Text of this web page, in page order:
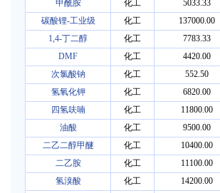
甲酰胺
化工 5033.33
碳酸锂-工业级
化工 137000.00
1,4-丁二醇
化工 7783.33
DMF
化工 4420.00
次氯酸钠
化工 552.50
氢氧化钾
化工 6820.00
四氢呋喃
化工 11800.00
油酸
化工 9500.00
二乙二醇甲醚
化工 10400.00
二乙胺
化工 11100.00
氢溴酸
化工 14200.00